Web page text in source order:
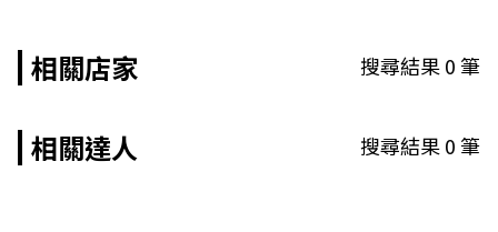
相關店家 搜尋結果0筆
相關達人 搜尋結果0筆